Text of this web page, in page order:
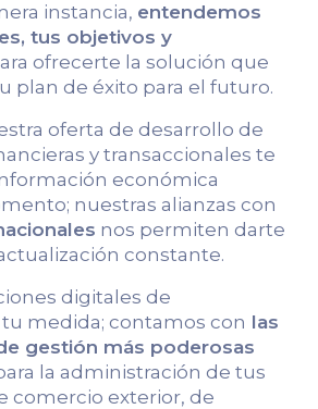
instancia, entendemos
tus objetivos y
ofrecerte la solución que
plan de éxito para el futuro.
oferta de desarrollo de
y transaccionales te
económica
nuestras alianzas con
nos permiten darte
constante.
digitales de
medida; contamos con las
gestión más poderosas
la administración de tus
comercio exterior, de